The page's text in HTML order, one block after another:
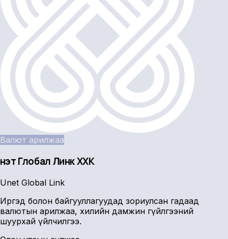
Валют арилжаа
Үнэт Глобал Линк ХХК
Unet Global Link
Иргэд болон байгууллагуудад зориулсан гадаад
валютын арилжаа, хилийн дамжин гүйлгээний
шуурхай үйлчилгээ.